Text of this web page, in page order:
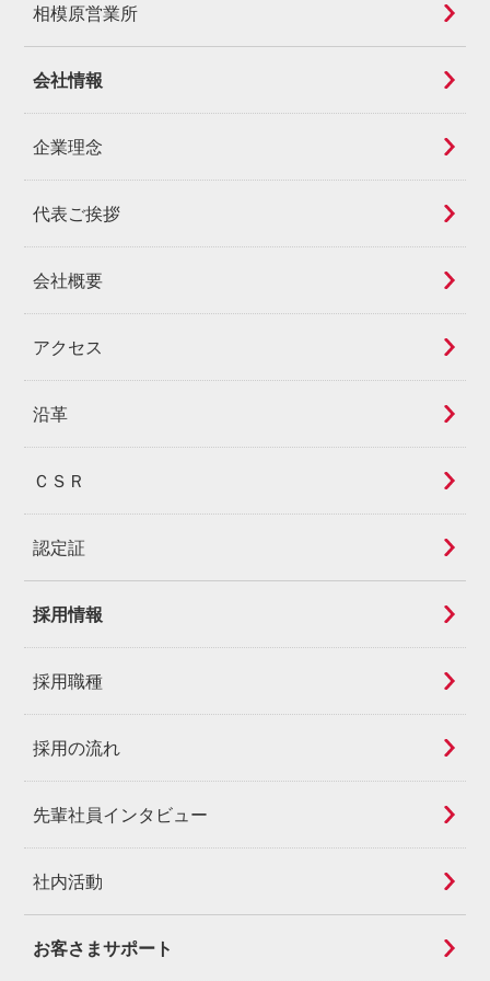
相模原営業所
会社情報
企業理念
代表ご挨拶
会社概要
アクセス
沿革
ＣＳＲ
認定証
採用情報
採用職種
採用の流れ
先輩社員インタビュー
社内活動
お客さまサポート